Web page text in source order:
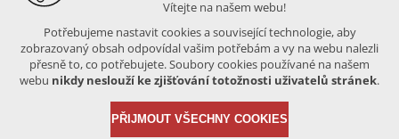
Vítejte na našem webu!
Potřebujeme nastavit cookies a související technologie, aby
zobrazovaný obsah odpovídal vašim potřebám a vy na webu nalezli
přesně to, co potřebujete. Soubory cookies používané na našem
webu nikdy neslouží ke zjišťování totožnosti uživatelů stránek.
PŘIJMOUT VŠECHNY COOKIES